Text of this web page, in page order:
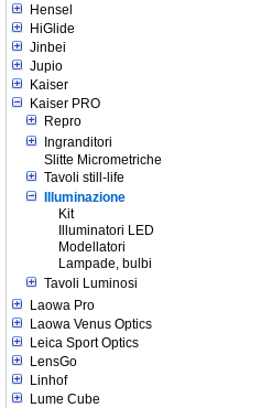
Hensel
HiGlide
Jinbei
Jupio
Kaiser
Kaiser PRO
Repro
Ingranditori
Slitte Micrometriche
Tavoli still-life
Illuminazione
Kit
Illuminatori LED
Modellatori
Lampade, bulbi
Tavoli Luminosi
Laowa Pro
Laowa Venus Optics
Leica Sport Optics
LensGo
Linhof
Lume Cube